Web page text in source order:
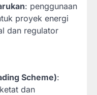
: penggunaan
proyek energi
dan regulator
Scheme):
dan